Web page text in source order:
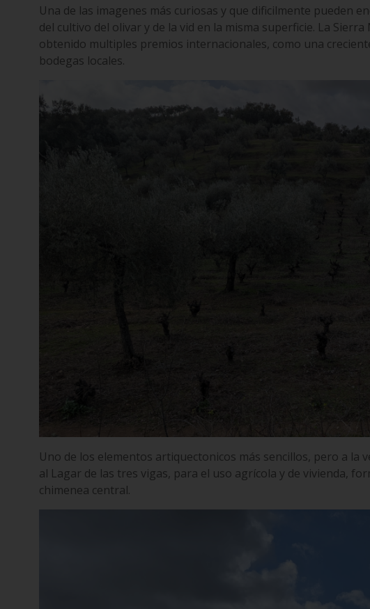
Una de las imagenes más curiosas y que dificilmente pueden
del cultivo del olivar y de la vid en la misma superficie. La
obtenido multiples premios internacionales, como una
bodegas locales.
Uno de los elementos artiquectonicos más sencillos, pero a
al Lagar de las tres vigas, para el uso agrícola y de vivienda,
chimenea central.